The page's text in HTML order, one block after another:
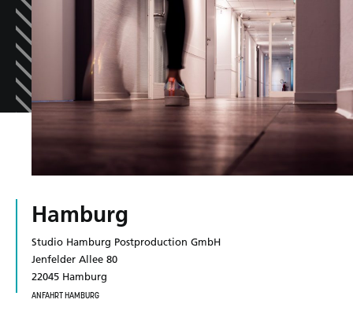
Hamburg
Studio Hamburg Postproduction GmbH
Jenfelder Allee 80
22045 Hamburg
ANFAHRT HAMBURG